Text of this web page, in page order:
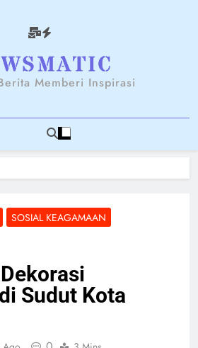
Memberi Inspirasi
SOSIAL KEAGAMAAN
Sudut Kota